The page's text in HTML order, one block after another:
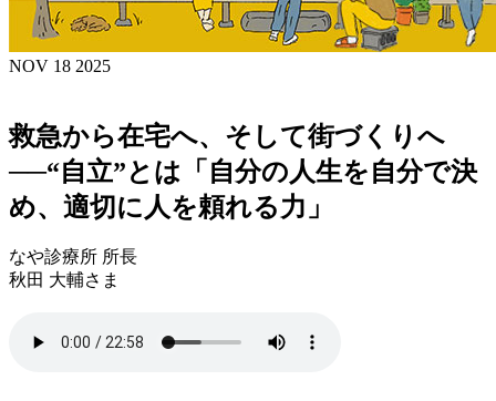
NOV 18 2025
救急から在宅へ、そして街づくりへ
──“自立”とは「自分の人生を自分で決
め、適切に人を頼れる力」
なや診療所 所長
秋田 大輔さま